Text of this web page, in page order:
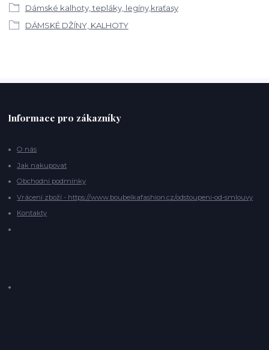
Dámské kalhoty, tepláky, legíny,kraťasy
DÁMSKÉ DŽÍNY, KALHOTY
Informace pro zákazníky
O nás
Jak nakupovat
Obchodní podmínky
Vrácení zboží - https://www.boubelkafashion.cz/odstoupeni-od-smlouvy
Kontakty